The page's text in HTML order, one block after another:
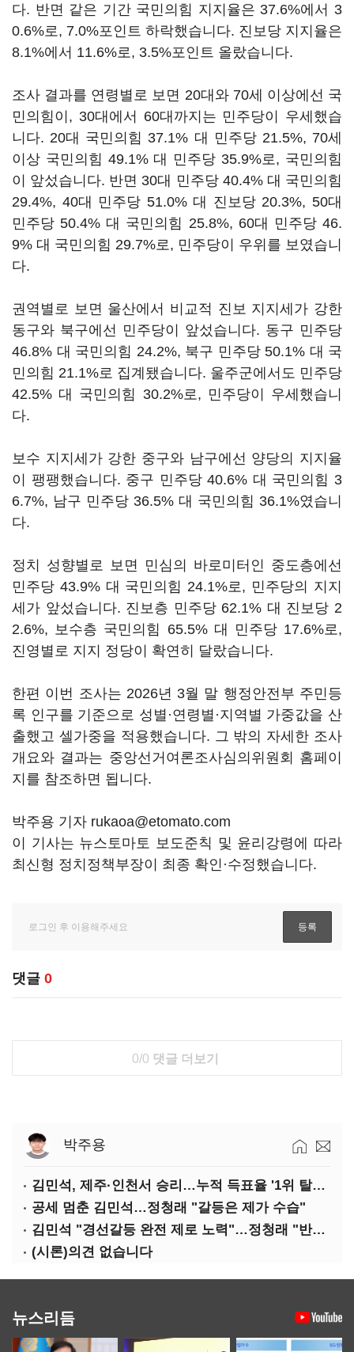
다. 반면 같은 기간 국민의힘 지지율은 37.6%에서 3
0.6%로, 7.0%포인트 하락했습니다. 진보당 지지율은
8.1%에서 11.6%로, 3.5%포인트 올랐습니다.
조사 결과를 연령별로 보면 20대와 70세 이상에선 국
민의힘이, 30대에서 60대까지는 민주당이 우세했습
니다. 20대 국민의힘 37.1% 대 민주당 21.5%, 70세
이상 국민의힘 49.1% 대 민주당 35.9%로, 국민의힘
이 앞섰습니다. 반면 30대 민주당 40.4% 대 국민의힘
29.4%, 40대 민주당 51.0% 대 진보당 20.3%, 50대
민주당 50.4% 대 국민의힘 25.8%, 60대 민주당 46.
9% 대 국민의힘 29.7%로, 민주당이 우위를 보였습니
다.
권역별로 보면 울산에서 비교적 진보 지지세가 강한
동구와 북구에선 민주당이 앞섰습니다. 동구 민주당
46.8% 대 국민의힘 24.2%, 북구 민주당 50.1% 대 국
민의힘 21.1%로 집계됐습니다. 울주군에서도 민주당
42.5% 대 국민의힘 30.2%로, 민주당이 우세했습니
다.
보수 지지세가 강한 중구와 남구에선 양당의 지지율
이 팽팽했습니다. 중구 민주당 40.6% 대 국민의힘 3
6.7%, 남구 민주당 36.5% 대 국민의힘 36.1%였습니
다.
정치 성향별로 보면 민심의 바로미터인 중도층에선
민주당 43.9% 대 국민의힘 24.1%로, 민주당의 지지
세가 앞섰습니다. 진보층 민주당 62.1% 대 진보당 2
2.6%, 보수층 국민의힘 65.5% 대 민주당 17.6%로,
진영별로 지지 정당이 확연히 달랐습니다.
한편 이번 조사는 2026년 3월 말 행정안전부 주민등
록 인구를 기준으로 성별·연령별·지역별 가중값을 산
출했고 셀가중을 적용했습니다. 그 밖의 자세한 조사
개요와 결과는 중앙선거여론조사심의위원회 홈페이
지를 참조하면 됩니다.
박주용 기자 rukaoa@etomato.com
이 기사는 뉴스토마토 보도준칙 및 윤리강령에 따라
최신형 정치정책부장이 최종 확인·수정했습니다.
댓글 0
0/0 댓글 더보기
박주용
김민석, 제주·인천서 승리…누적 득표율 '1위 탈환'(종합)
공세 멈춘 김민석…정청래 "갈등은 제가 수습"
김민석 "경선갈등 완전 제로 노력"…정청래 "반명 공세 사과부터"
(시론)의견 없습니다
뉴스리듬